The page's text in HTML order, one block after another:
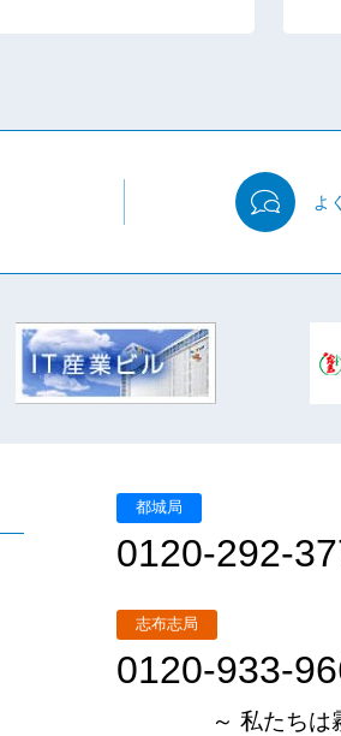
よ
都城局
0120-292-
志布志局
0120-933-
～ 私たち